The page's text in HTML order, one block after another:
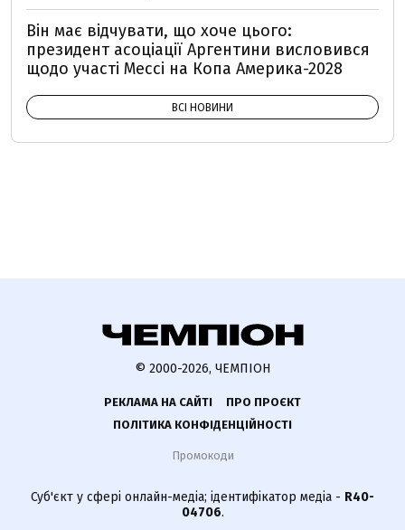
Він має відчувати, що хоче цього:
президент асоціації Аргентини висловився
щодо участі Мессі на Копа Америка-2028
ВСІ НОВИНИ
© 2000-2026, ЧЕМПІОН
РЕКЛАМА НА САЙТІ
ПРО ПРОЄКТ
ПОЛІТИКА КОНФІДЕНЦІЙНОСТІ
Промокоди
Суб'єкт у сфері онлайн-медіа; ідентифікатор медіа - R40-
04706.